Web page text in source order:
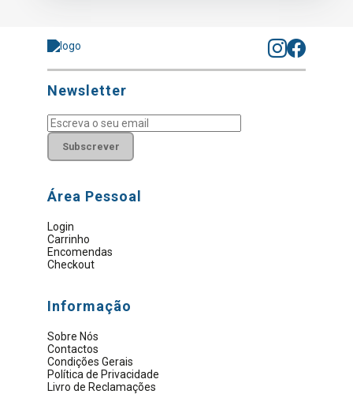
Newsletter
Subscrever
Área Pessoal
Login
Carrinho
Encomendas
Checkout
Informação
Sobre Nós
Contactos
Condições Gerais
Política de Privacidade
Livro de Reclamações